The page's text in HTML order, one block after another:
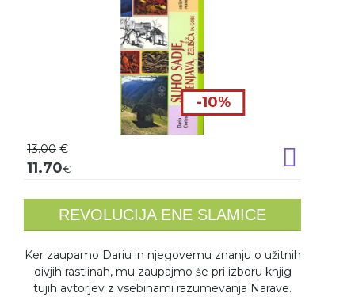
-10%
13.00 €
11.70€
REVOLUCIJA ENE SLAMICE
Ker zaupamo Dariu in njegovemu znanju o užitnih
divjih rastlinah, mu zaupajmo še pri izboru knjig
tujih avtorjev z vsebinami razumevanja Narave.